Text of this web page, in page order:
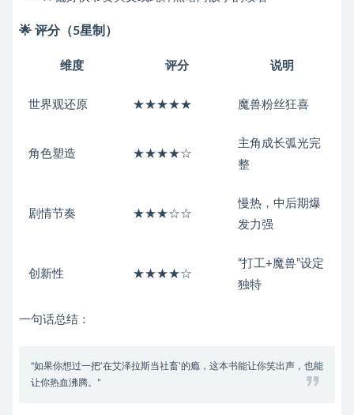
🌟 评分（5星制）
维度 评分 说明
世界观还原 ★★★★★ 魔兽粉丝狂喜
角色塑造 ★★★★☆
主角成长弧光完
整
剧情节奏 ★★★☆☆
慢热，中后期爆
发力强
创新性 ★★★★☆
“打工+魔兽”设定
独特
一句话总结：
“如果你想过一把‘在艾泽拉斯当社畜’的瘾，这本书能让你笑出声，也能
让你热血沸腾。”